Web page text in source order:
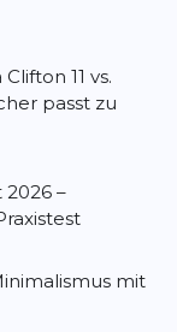
11 vs.
passt zu
2026 –
mit